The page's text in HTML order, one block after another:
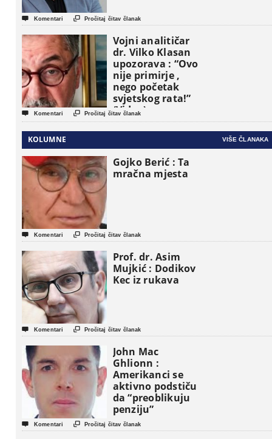
 Komentari  Pročitaj čitav članak
Vojni analitičar
dr. Vilko Klasan
upozorava : “Ovo
nije primirje ,
nego početak
svjetskog rata!”
(Video)
 Komentari  Pročitaj čitav članak
KOLUMNE VIŠE ČLANAKA
Gojko Berić : Ta
mračna mjesta
 Komentari  Pročitaj čitav članak
Prof. dr. Asim
Mujkić : Dodikov
Kec iz rukava
 Komentari  Pročitaj čitav članak
John Mac
Ghlionn :
Amerikanci se
aktivno podstiču
da “preoblikuju
penziju”
 Komentari  Pročitaj čitav članak